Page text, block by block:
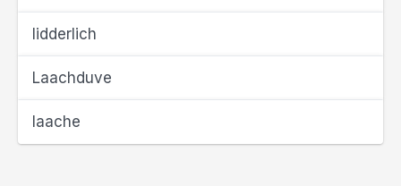
lidderlich
Laachduve
laache